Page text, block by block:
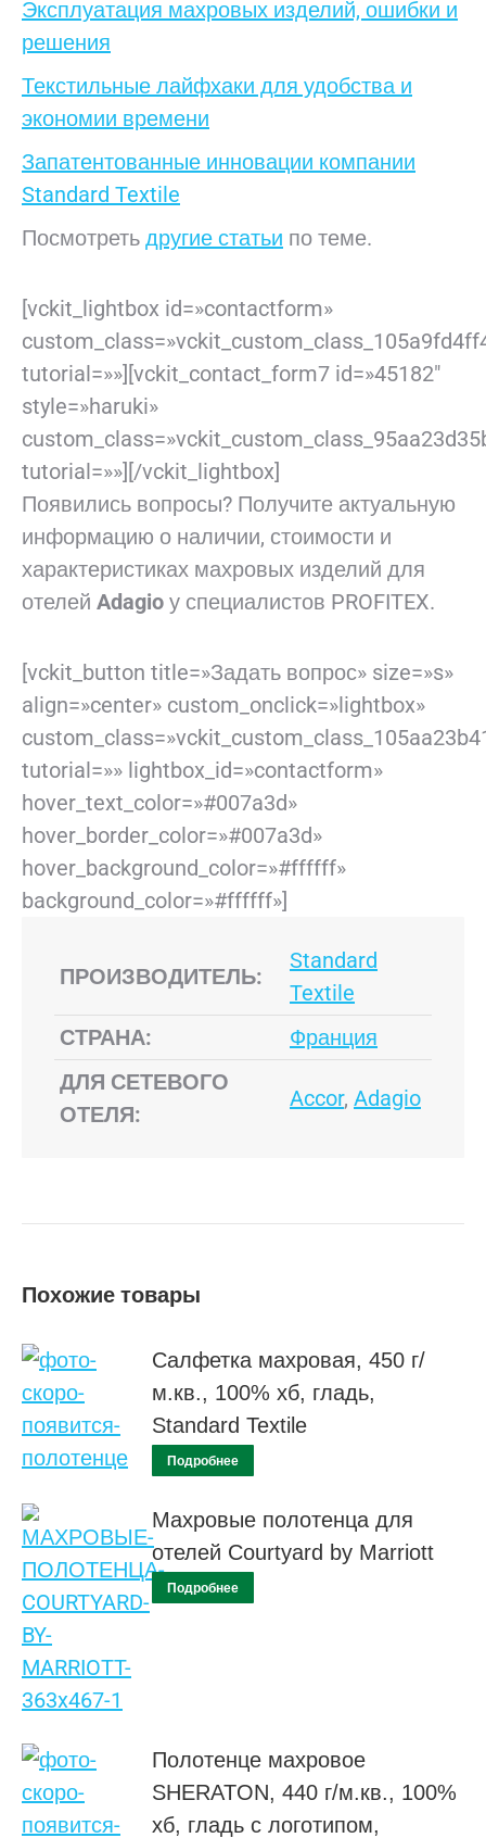
Эксплуатация махровых изделий, ошибки и
решения
Текстильные лайфхаки для удобства и
экономии времени
Запатентованные инновации компании
Standard Textile
Посмотреть другие статьи по теме.
[vckit_lightbox id=»contactform»
tutorial=»»][vckit_contact_form7 id=»45182″
style=»haruki»
tutorial=»»][/vckit_lightbox]
Появились вопросы? Получите актуальную
информацию о наличии, стоимости и
характеристиках махровых изделий для
отелей Adagio у специалистов PROFITEX.
[vckit_button title=»Задать вопрос» size=»s»
align=»center» custom_onclick=»lightbox»
tutorial=»» lightbox_id=»contactform»
hover_text_color=»#007a3d»
hover_border_color=»#007a3d»
hover_background_color=»#ffffff»
background_color=»#ffffff»]
ПРОИЗВОДИТЕЛЬ:
Standard
Textile
СТРАНА:
Франция
ДЛЯ СЕТЕВОГО
ОТЕЛЯ:
Accor, Adagio
Похожие товары
Салфетка махровая, 450 г/
м.кв., 100% хб, гладь,
Standard Textile
Подробнее
Махровые полотенца для
отелей Courtyard by Marriott
Подробнее
Полотенце махровое
SHERATON, 440 г/м.кв., 100%
хб, гладь с логотипом,